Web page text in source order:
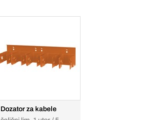
Dozator za kabele